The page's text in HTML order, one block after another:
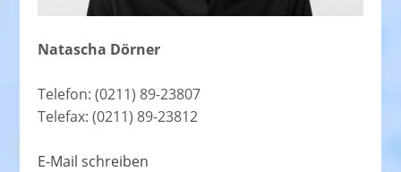
Natascha Dörner
Telefon: (0211) 89-23807
Telefax: (0211) 89-23812
E-Mail schreiben